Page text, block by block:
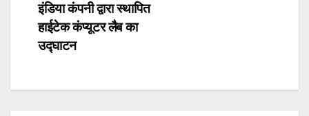
इंडिया कंपनी द्वारा स्थापित
हाईटेक कंप्यूटर लैब का
उद्घाटन